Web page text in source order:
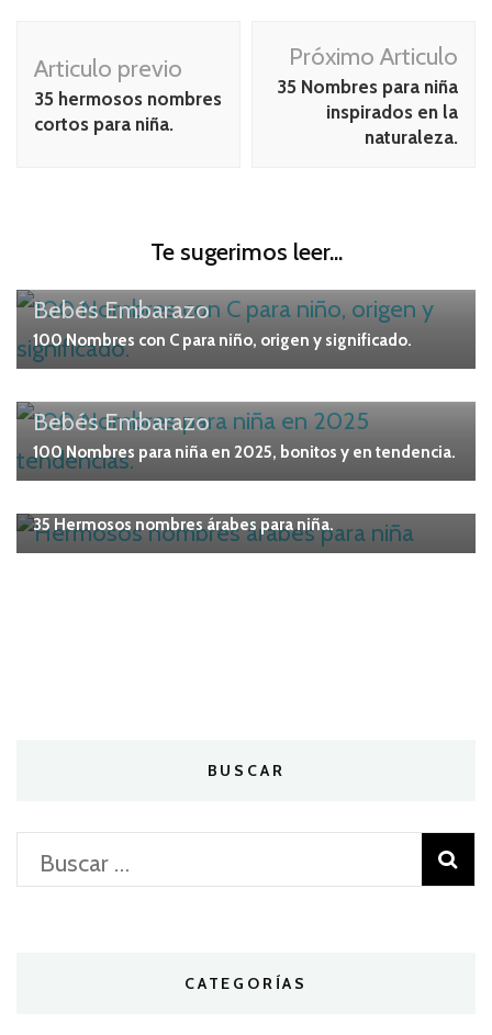
de
publicación
Articulo previo
35 hermosos nombres
cortos para niña.
Próximo Articulo
35 Nombres para niña
inspirados en la
naturaleza.
Te sugerimos leer...
Bebés Embarazo
100 Nombres con C para niño, origen y significado.
Bebés Embarazo
100 Nombres para niña en 2025, bonitos y en tendencia.
35 Hermosos nombres árabes para niña.
BUSCAR
Buscar:
CATEGORÍAS